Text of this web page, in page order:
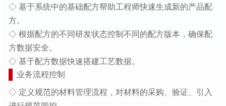
◇ 基于系统中的基础配方帮助工程师快速生成新的产品配
方。
◇ 根据配方的不同研发状态控制不同的配方版本，确保配
方数据安全。
◇ 基于配方数据快速搭建工艺数据。
业务流程控制
◇ 定义规范的材料管理流程，对材料的采购、验证、引入